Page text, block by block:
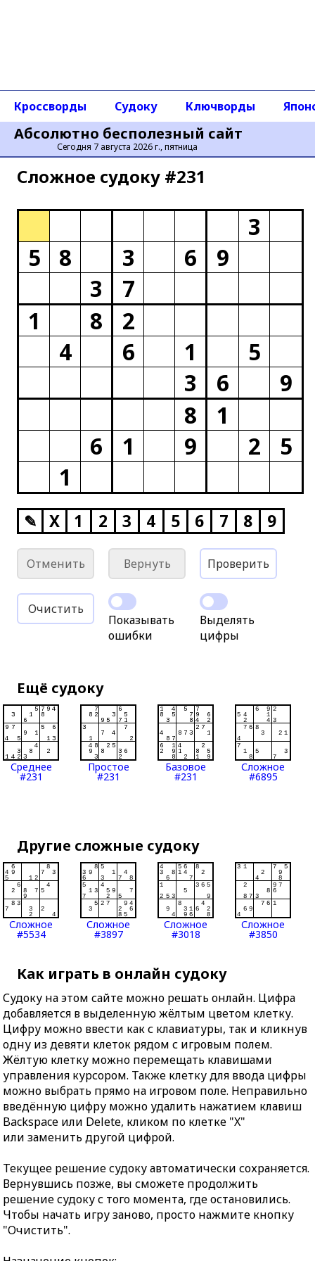
Абсолютно бесполезный сайт
Сегодня 7 августа 2026 г., пятница
Кроссворды Судоку Ключворды
Сложное cудоку #231
3
5
8 3 6
9
3
7
1
8
2
4
6 1
5
3
6
9
8
1
6
1 9 2
5
1
✎ X 1 2 3 4 5 6 7 8 9
Отменить Вернуть Проверить
Очистить
Показывать
ошибки
Выделять
цифры
Ещё судоку
Среднее
#231
Простое
#231
Базовое
#231
Сложное
#6895
Другие сложные судоку
Сложное
#5534
Сложное
#3897
Сложное
#3018
Сложное
#3850
Как играть в онлайн судоку
Судоку на этом сайте можно решать онлайн. Цифра
добавляется в выделенную жёлтым цветом клетку.
Цифру можно ввести как с клавиатуры, так и кликнув
одну из девяти клеток рядом с игровым полем.
Жёлтую клетку можно перемещать клавишами
управления курсором. Также клетку для ввода цифры
можно выбрать прямо на игровом поле. Неправильно
введённую цифру можно удалить нажатием клавиш
Backspace или Delete, кликом по клетке "X"
или заменить другой цифрой.
Текущее решение судоку автоматически сохраняется.
Вернувшись позже, вы сможете продолжить
решение судоку с того момента, где остановились.
Чтобы начать игру заново, просто нажмите кнопку
"Очистить".